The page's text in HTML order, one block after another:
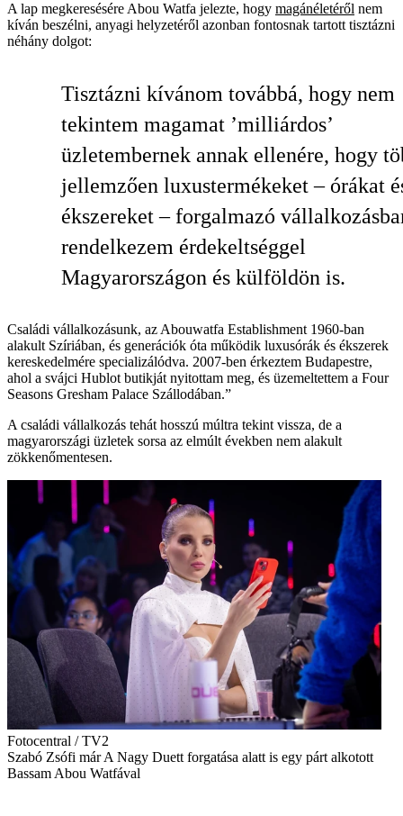
A lap megkeresésére Abou Watfa jelezte, hogy magánéletéről nem
kíván beszélni, anyagi helyzetéről azonban fontosnak tartott tisztázni
néhány dolgot:
Tisztázni kívánom továbbá, hogy nem
tekintem magamat ’milliárdos’
üzletembernek annak ellenére, hogy
jellemzően luxustermékeket – órákat
ékszereket – forgalmazó
rendelkezem érdekeltséggel
Magyarországon és külföldön is.
Családi vállalkozásunk, az Abouwatfa Establishment 1960-ban
alakult Szíriában, és generációk óta működik luxusórák és ékszerek
kereskedelmére specializálódva. 2007-ben érkeztem Budapestre,
ahol a svájci Hublot butikját nyitottam meg, és üzemeltettem a Four
Seasons Gresham Palace Szállodában.”
A családi vállalkozás tehát hosszú múltra tekint vissza, de a
magyarországi üzletek sorsa az elmúlt években nem alakult
zökkenőmentesen.
Fotocentral / TV2
Szabó Zsófi már A Nagy Duett forgatása alatt is egy párt alkotott
Bassam Abou Watfával